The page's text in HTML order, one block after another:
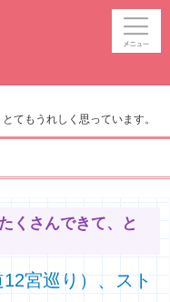
てもうれしく思っています。
くさんできて、と
宮巡り）、スト